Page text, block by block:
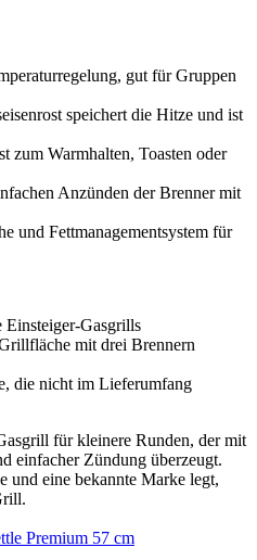
gut für Gruppen
speichert die Hitze und ist
zum Warmhalten, Toasten oder
Anzünden der Brenner mit
und Fettmanagementsystem für
Einsteiger-Gasgrills
mit drei Brennern
die nicht im Lieferumfang
für kleinere Runden, der mit
einfacher Zündung überzeugt.
und eine bekannte Marke legt,